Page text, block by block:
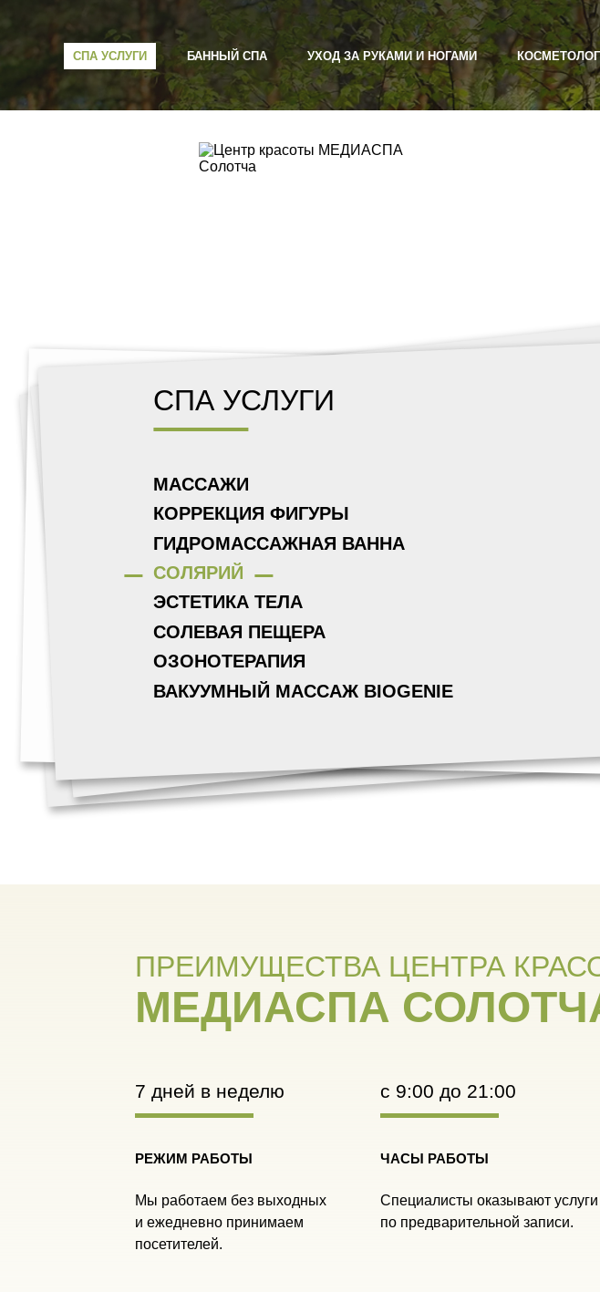
СПА УСЛУГИ БАННЫЙ СПА УХОД ЗА РУКАМИ И НОГАМИ
СПА УСЛУГИ
МАССАЖИ
КОРРЕКЦИЯ ФИГУРЫ
ГИДРОМАССАЖНАЯ ВАННА
СОЛЯРИЙ
ЭСТЕТИКА ТЕЛА
СОЛЕВАЯ ПЕЩЕРА
ОЗОНОТЕРАПИЯ
ВАКУУМНЫЙ МАССАЖ BIOGENIE
ПРЕИМУЩЕСТВА ЦЕНТРА
МЕДИАСПА
7 дней в неделю
РЕЖИМ РАБОТЫ
Мы работаем без выходных
и ежедневно принимаем
посетителей.
c 9:00 до 21:00
ЧАСЫ РАБОТЫ
Специалисты оказывают услуги
по предварительной записи.